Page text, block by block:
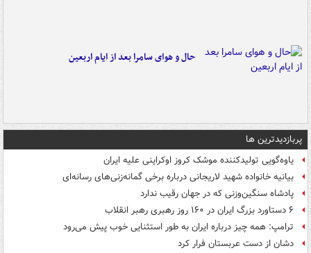
حال و هوای سامرا بعد از ایام اربعین
پربازدیدترین ها
یاوه‌گویی تولیدکننده موشک کروز اوکراینی علیه ایران
بیانیه خانواده شهید لاریجانی درباره برخی گمانه‌زنی‌های رسانه‌ای
پادشاه سنگین‌وزنی که در جهان رقیب ندارد
۶ دستاورد بزرگ ایران در ۱۶۰ روز رهبری رهبر انقلاب
ترامپ: همه چیز درباره ایران به طور استثنایی خوب پیش می‌رود
دشان از دست عربستان فرار کرد